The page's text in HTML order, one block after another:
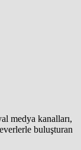
medya kanalları,
buluşturan